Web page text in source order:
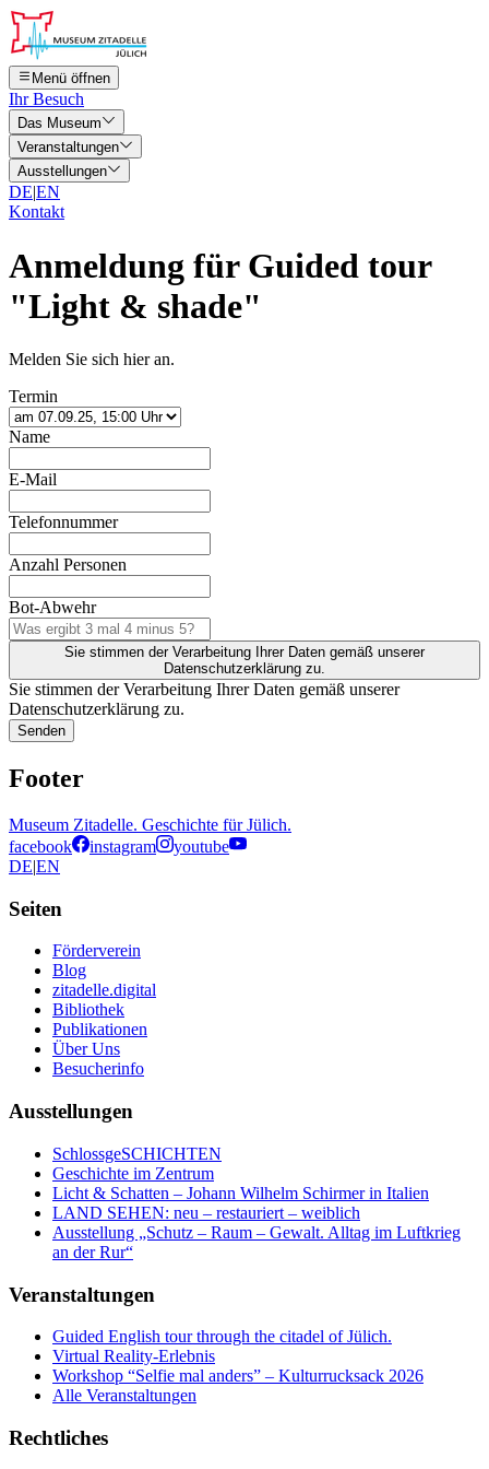
Menü öffnen
Ihr Besuch
Das Museum
Veranstaltungen
Ausstellungen
DE|EN
Kontakt
Anmeldung für Guided tour
"Light & shade"
Melden Sie sich hier an.
Termin
Name
E-Mail
Telefonnummer
Anzahl Personen
Bot-Abwehr
Sie stimmen der Verarbeitung Ihrer Daten gemäß unserer
Datenschutzerklärung zu.
Sie stimmen der Verarbeitung Ihrer Daten gemäß unserer
Datenschutzerklärung zu.
Senden
Footer
Museum Zitadelle. Geschichte für Jülich.
facebook
instagram
youtube
DE|EN
Seiten
Förderverein
Blog
zitadelle.digital
Bibliothek
Publikationen
Über Uns
Besucherinfo
Ausstellungen
SchlossgeSCHICHTEN
Geschichte im Zentrum
Licht & Schatten – Johann Wilhelm Schirmer in Italien
LAND SEHEN: neu – restauriert – weiblich
Ausstellung „Schutz – Raum – Gewalt. Alltag im Luftkrieg
an der Rur“
Veranstaltungen
Guided English tour through the citadel of Jülich.
Virtual Reality-Erlebnis
Workshop “Selfie mal anders” – Kulturrucksack 2026
Alle Veranstaltungen
Rechtliches